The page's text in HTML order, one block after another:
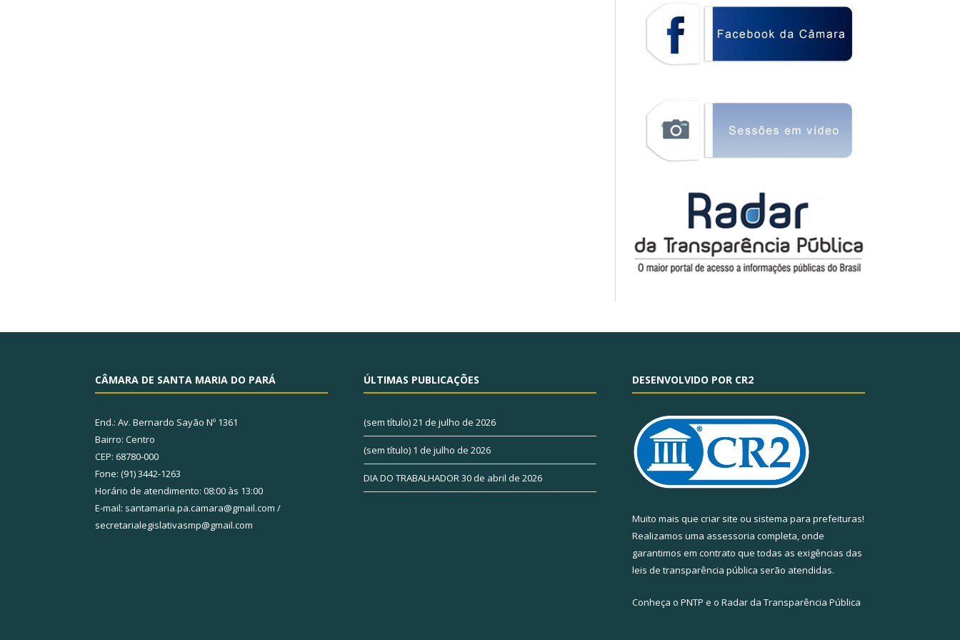
CÂMARA DE SANTA MARIA DO PARÁ
End.: Av. Bernardo Sayão Nº 1361
Bairro: Centro
CEP: 68780-000
Fone: (91) 3442-1263
Horário de atendimento: 08:00 às 13:00
E-mail: santamaria.pa.camara@gmail.com /
secretarialegislativasmp@gmail.com
ÚLTIMAS PUBLICAÇÕES
(sem título)21 de julho de 2026
(sem título) 1 de julho de 2026
DIA DO TRABALHADOR30 de abril de 2026
DESENVOLVIDO POR CR2
Muito mais que criar site ou sistema para prefeituras!
Realizamos uma assessoria completa, onde
garantimos em contrato que todas as exigências das
leis de transparência pública serão atendidas.
Conheça o PNTP e o Radar da Transparência Pública